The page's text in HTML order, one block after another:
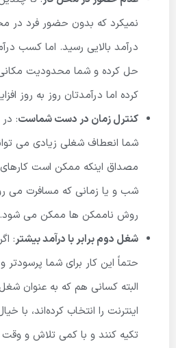
نمیکرد که بدون حضور فرد در
درآمد بالایی رسید. اما کسب
حل کرده و شما محدودیت
کرده اما درآمدتان روز به روز
کنترل زمان در دست شماست:
شما انعطاف شغلی زیادی می
مصداق اینکه ممکن است کارهای
شب و یا زمانی که مسافرت می
روش ناممکن ها ممکن می شود.
شغل دوم برابر با درآمد بیشتر:
حتماً این کار برای شما پرسودتر
البته کسانی هم که به عنوان
اینترنت را انتخاب کرده‌اند، با
تکیه کنند و با کمی تلاش و